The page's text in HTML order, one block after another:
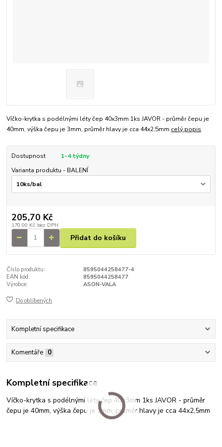
Víčko-krytka s podélnými léty čep 40x3mm 1ks JAVOR - průměr čepu je
40mm, výška čepu je 3mm, průměr hlavy je cca 44x2,5mm celý popis
Dostupnost
1-4 týdny
Varianta produktu - BALENÍ
205,70 Kč
170,00 Kč bez DPH
Přidat do košíku
Číslo produktu:
8595044258477-4
EAN kód:
8595044258477
Výrobce:
ASON-VALA
Do oblíbených
Kompletní specifikace
Komentáře 0
Kompletní specifikace
Víčko-krytka s podélnými léty čep 40x3mm 1ks JAVOR - průměr
čepu je 40mm, výška čepu je 3mm, průměr hlavy je cca 44x2,5mm